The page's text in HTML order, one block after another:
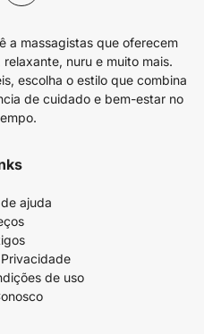
a massagistas que oferecem
nuru e muito mais.
escolha o estilo que combina
de cuidado e bem-estar no
ajuda
de uso